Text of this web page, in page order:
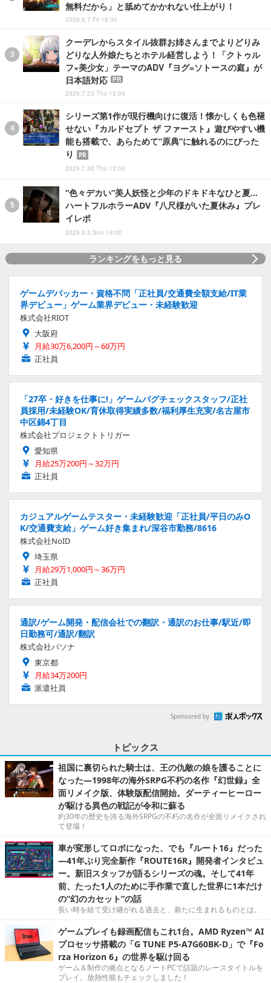
無料だから」と舐めてかかれない仕上がり！
2026.8.7 Fri 18:00
クーデレからスタイル抜群お姉さんまでよりどりみ
どりな人外娘たちとホテル経営しよう！「クトゥル
フ×美少女」テーマのADV『ヨグ=ソトースの庭』が
日本語対応
PR
2026.7.23 Thu 12:05
シリーズ第1作が現行機向けに復活！懐かしくも色褪
せない『カルドセプト ザ ファースト』遊びやすい機
能も搭載で、あらためて“原典”に触れるのにぴった
り
PR
2026.7.30 Thu 12:00
“色々デカい”美人妖怪と少年のドキドキなひと夏…
ハートフルホラーADV『八尺様がいた夏休み』プレ
イレポ
2026.8.2 Sun 19:00
ランキングをもっと見る
ゲームデバッカー・資格不問「正社員/交通費全額支給/IT業
界デビュー」ゲーム業界デビュー・未経験歓迎
株式会社RIOT
大阪府
月給30万6,200円～60万円
正社員
「27卒・好きを仕事に!」ゲームバグチェックスタッフ/正社
員採用/未経験OK/育休取得実績多数/福利厚生充実/名古屋市
中区錦4丁目
株式会社プロジェクトトリガー
愛知県
月給25万200円～32万円
正社員
カジュアルゲームテスター・未経験歓迎「正社員/平日のみO
K/交通費支給」ゲーム好き集まれ/深谷市勤務/8616
株式会社NoID
埼玉県
月給29万1,000円～36万円
正社員
通訳/ゲーム開発・配信会社での翻訳・通訳のお仕事/駅近/即
日勤務可/通訳/翻訳
株式会社パソナ
東京都
月給34万200円
派遣社員
Sponsored by
トピックス
祖国に裏切られた騎士は、王の仇敵の娘を護ることに
なった―1998年の海外SRPG不朽の名作『幻世録』全
面リメイク版、体験版配信開始。ダーティーヒーロー
が駆ける異色の戦記が令和に蘇る
約30年の歴史を誇る海外SRPGの不朽の名作が全面リメイクされ
て登場！
車が変形してロボになった、でも『ルート16』だった
―41年ぶり完全新作『ROUTE16R』開発者インタビュ
ー。新旧スタッフが語るシリーズの魂。そして41年
前、たった1人のために手作業で直した世界に1本だけ
の“幻のカセット”の話
長い時を経て受け継がれる過去と、新たに生まれるものとは。
ゲームプレイも録画配信もこれ1台。AMD Ryzen™ AI
プロセッサ搭載の「G TUNE P5-A7G60BK-D」で『Fo
rza Horizon 6』の世界を駆け回る
ゲーム＆制作の拠点となるノートPCで話題のレースタイトルを
プレイ。放熱性能もチェックしました！